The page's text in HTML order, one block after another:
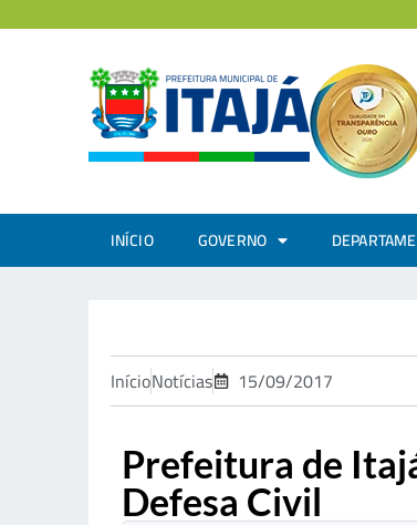
INÍCIO GOVERNO
InícioNotícias 15/09/2017
Prefeitura de
Defesa Civil